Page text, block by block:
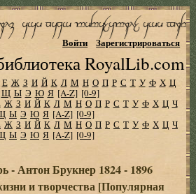
RoyalLib.com
Войти Зарегистрироваться
Е Ж З И Й К Л М Н О П Р С Т У Ф Х Ц
Щ Ы Э Ю Я [A-Z] [0-9]
Ж З И Й К Л М Н О П Р С Т У Ф Х Ц Ч
Ы Э Ю Я [A-Z] [0-9]
Ж З И Й К Л М Н О П Р С Т У Ф Х Ц Ч
Ы Э Ю Я [A-Z] [0-9]
- Антон Брукнер 1824 - 1896
и творчества [Популярная